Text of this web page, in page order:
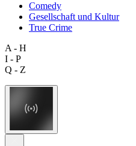
Comedy
Gesellschaft und Kultur
True Crime
A - H
I - P
Q - Z